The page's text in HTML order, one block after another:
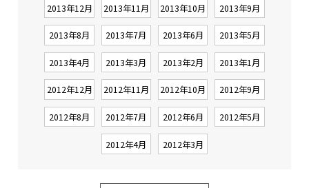
2013年12月 2013年11月 2013年10月 2013年9月
2013年8月 2013年7月 2013年6月 2013年5月
2013年4月 2013年3月 2013年2月 2013年1月
2012年12月 2012年11月 2012年10月 2012年9月
2012年8月 2012年7月 2012年6月 2012年5月
2012年4月 2012年3月